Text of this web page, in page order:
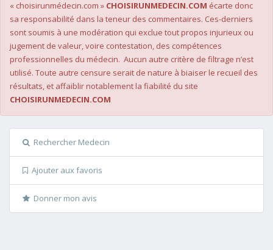
« choisirunmédecin.com » CHOISIRUNMEDECIN.COM écarte donc
sa responsabilité dans la teneur des commentaires. Ces-derniers
sont soumis à une modération qui exclue tout propos injurieux ou
jugement de valeur, voire contestation, des compétences
professionnelles du médecin. Aucun autre critère de filtrage n’est
utilisé. Toute autre censure serait de nature à biaiser le recueil des
résultats, et affaiblir notablement la fiabilité du site
CHOISIRUNMEDECIN.COM
Rechercher Medecin
Ajouter aux favoris
Donner mon avis